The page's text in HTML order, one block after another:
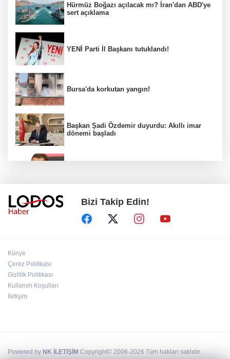
Hürmüz Boğazı açılacak mı? İran'dan ABD'ye
sert açıklama
YENİ Parti İl Başkanı tutuklandı!
Bursa'da korkutan yangın!
Başkan Şadi Özdemir duyurdu: Akıllı imar
dönemi başladı
Bakan Gürlek duyurdu: İki çocuk cinayeti
aydınlatıldı!
Bizi Takip Edin!
Künye
Çerez Politikası
Gizlilik Politikası
Kullanım Koşulları
İletişim
Powered by NK İLETİŞİM Copyright© 2006-2026 Tüm hakları saklıdır.